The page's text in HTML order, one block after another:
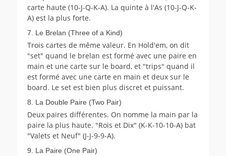
carte haute (10-J-Q-K-A). La quinte à l'As (10-J-Q-K-
A) est la plus forte.
7. Le Brelan (Three of a Kind)
Trois cartes de même valeur. En Hold'em, on dit
"set" quand le brelan est formé avec une paire en
main et une carte sur le board, et "trips" quand il
est formé avec une carte en main et deux sur le
board. Le set est bien plus discret et puissant.
8. La Double Paire (Two Pair)
Deux paires différentes. On nomme la main par la
paire la plus haute. "Rois et Dix" (K-K-10-10-A) bat
"Valets et Neuf" (J-J-9-9-A).
9. La Paire (One Pair)